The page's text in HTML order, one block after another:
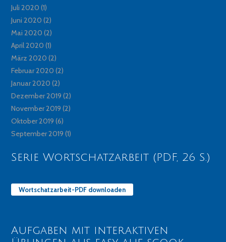
Juli 2020 (1)
Juni 2020 (2)
Mai 2020 (2)
April 2020 (1)
März 2020 (2)
Februar 2020 (2)
Januar 2020 (2)
Dezember 2019 (2)
November 2019 (2)
Oktober 2019 (6)
September 2019 (1)
Serie Wortschatzarbeit (PDF, 26 S.)
Wortschatzarbeit-PDF downloaden
Aufgaben mit interaktiven